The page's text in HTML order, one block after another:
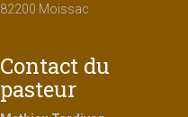
82200 Moissac
Contact du
pasteur